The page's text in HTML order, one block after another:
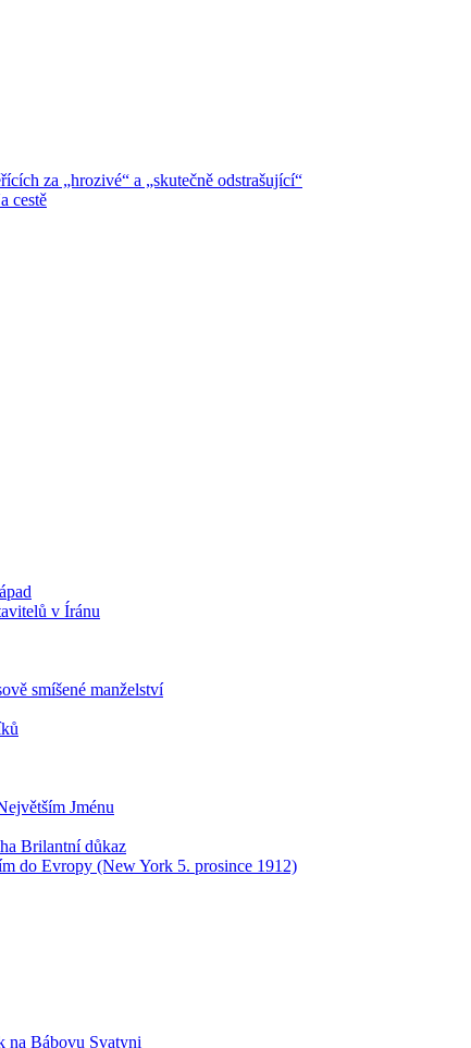
za „hrozivé“ a „skutečně odstrašující“
cestě
v Íránu
smíšené manželství
Jménu
Brilantní důkaz
do Evropy (New York 5. prosince 1912)
na Bábovu Svatyni